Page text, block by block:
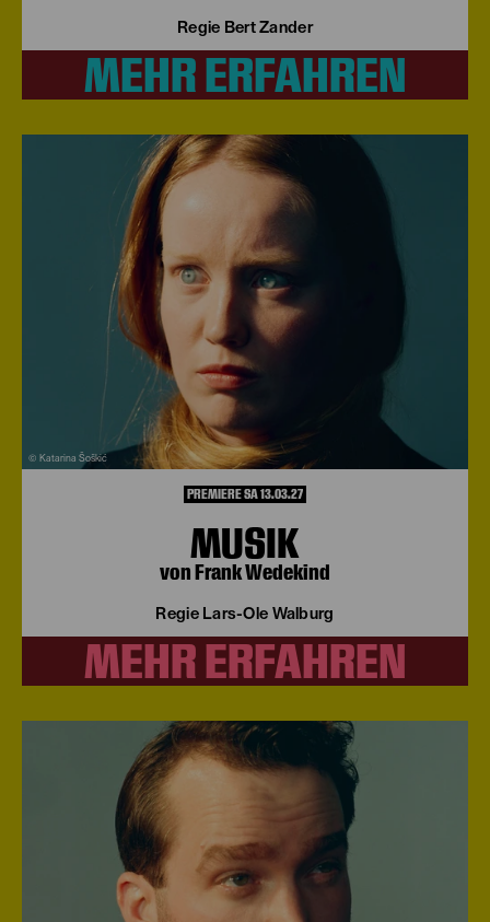
Regie Bert Zander
MEHR ERFAHREN
© Katarina Šoškić
PREMIERE SA 13.03.27
MUSIK
von Frank Wedekind
Regie Lars-Ole Walburg
MEHR ERFAHREN